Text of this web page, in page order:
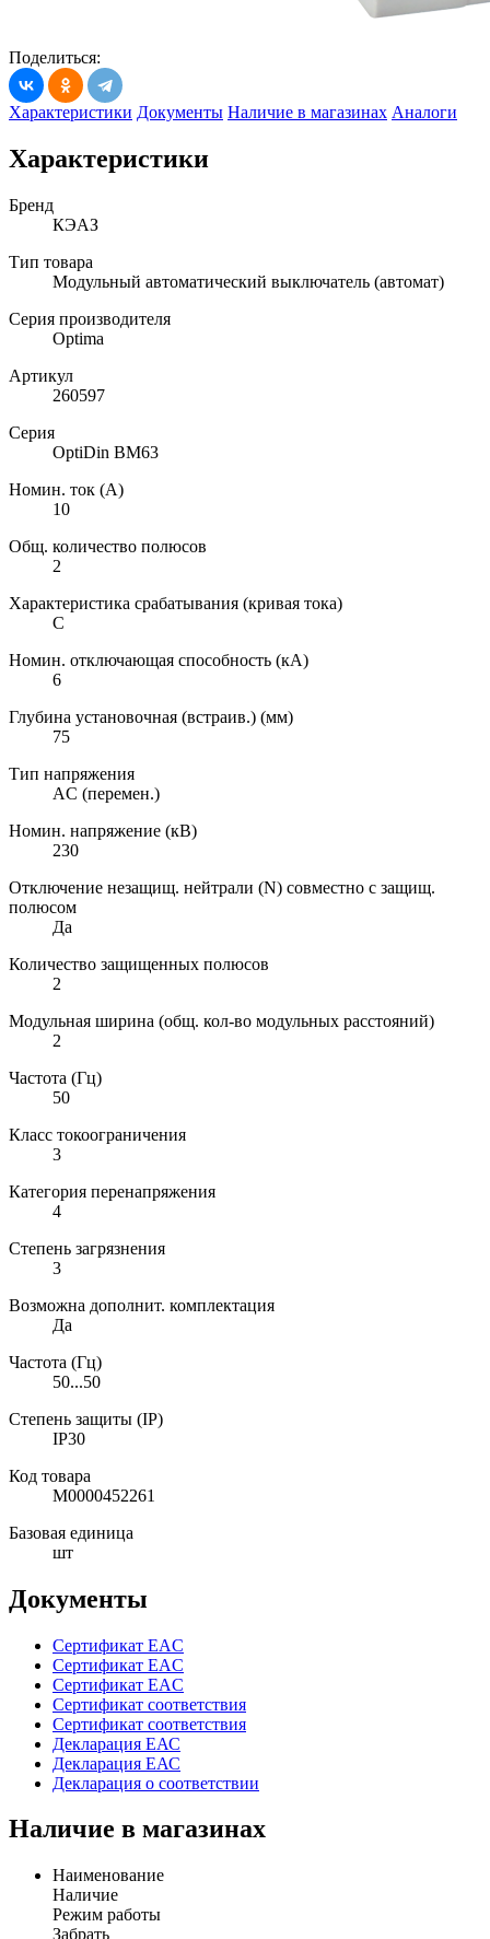
Поделиться:
Характеристики Документы Наличие в магазинах Аналоги
Характеристики
Бренд
КЭАЗ
Тип товара
Модульный автоматический выключатель (автомат)
Серия производителя
Optima
Артикул
260597
Серия
OptiDin BM63
Номин. ток (А)
10
Общ. количество полюсов
2
Характеристика срабатывания (кривая тока)
C
Номин. отключающая способность (кА)
6
Глубина установочная (встраив.) (мм)
75
Тип напряжения
AC (перемен.)
Номин. напряжение (кВ)
230
Отключение незащищ. нейтрали (N) совместно с защищ.
полюсом
Да
Количество защищенных полюсов
2
Модульная ширина (общ. кол-во модульных расстояний)
2
Частота (Гц)
50
Класс токоограничения
3
Категория перенапряжения
4
Степень загрязнения
3
Возможна дополнит. комплектация
Да
Частота (Гц)
50...50
Степень защиты (IP)
IP30
Код товара
М0000452261
Базовая единица
шт
Документы
Сертификат EAC
Сертификат EAC
Сертификат EAC
Сертификат соответствия
Сертификат соответствия
Декларация ЕАС
Декларация ЕАС
Декларация о соответствии
Наличие в магазинах
Наименование
Наличие
Режим работы
Забрать